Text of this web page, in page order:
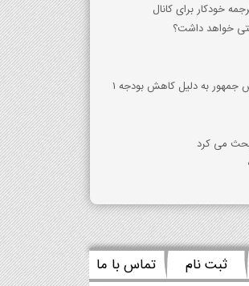
خودکار برای کانال‌
به دلیل کاهش بودجه ۱
بحث می کرد
ثبت نام تماس با ما